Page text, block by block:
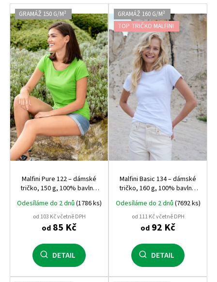
V
ý
p
i
s
p
r
o
d
u
k
t
ů
GRAMÁŽ 150 G/M²
Malfini Pure 122 – dámské
tričko, 150 g, 100% bavlna,
Odesíláme do 2 dnů (1786 ks)
od 103 Kč včetně DPH
od 85 Kč
DETAIL
GRAMÁŽ 160 G/M²
TOP TRIČKO MALFINI
Malfini Basic 134 – dámské
tričko, 160 g, 100% bavlna,
Odesíláme do 2 dnů (7692 ks)
od 111 Kč včetně DPH
od 92 Kč
DETAIL